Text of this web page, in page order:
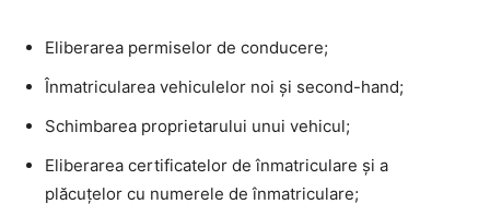
Eliberarea permiselor de conducere;
Înmatricularea vehiculelor noi și second-hand;
Schimbarea proprietarului unui vehicul;
Eliberarea certificatelor de înmatriculare și a
plăcuțelor cu numerele de înmatriculare;